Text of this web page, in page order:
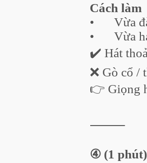
Cách làm
•
Vừa
•
Vừa
✔️ Hát
❌ Gò cổ /
👉 Giọng
⸻
④ (1